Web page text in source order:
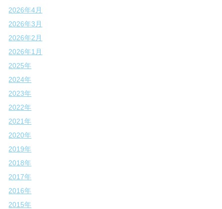
2026年4月
2026年3月
2026年2月
2026年1月
2025年
2024年
2023年
2022年
2021年
2020年
2019年
2018年
2017年
2016年
2015年